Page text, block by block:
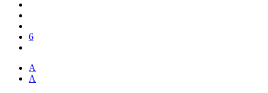
6
А
А